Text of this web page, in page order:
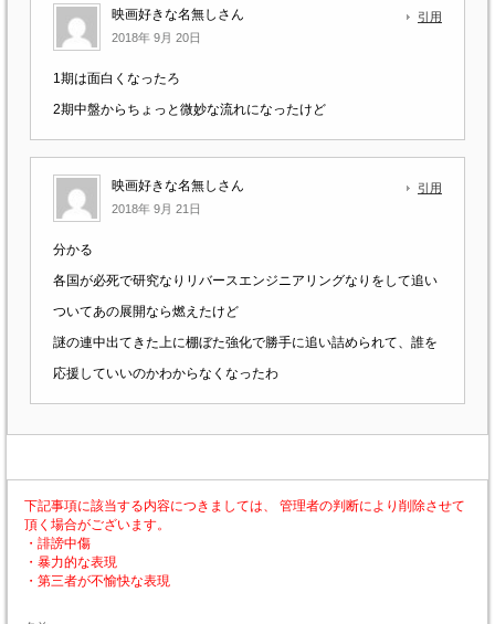
映画好きな名無しさん
2018年 9月 20日
引用
1期は面白くなったろ
2期中盤からちょっと微妙な流れになったけど
映画好きな名無しさん
2018年 9月 21日
引用
分かる
各国が必死で研究なりリバースエンジニアリングなりをして追い
ついてあの展開なら燃えたけど
謎の連中出てきた上に棚ぼた強化で勝手に追い詰められて、誰を
応援していいのかわからなくなったわ
下記事項に該当する内容につきましては、 管理者の判断により削除させて
頂く場合がございます。
・誹謗中傷
・暴力的な表現
・第三者が不愉快な表現